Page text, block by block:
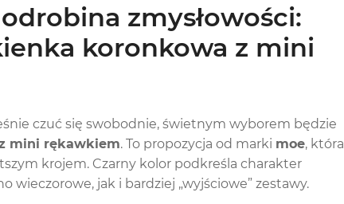
zmysłowości:
koronkowa z mini
czuć się swobodnie, świetnym wyborem będzie
mini rękawkiem. To propozycja od marki moe, która
krojem. Czarny kolor podkreśla charakter
wieczorowe, jak i bardziej „wyjściowe” zestawy.